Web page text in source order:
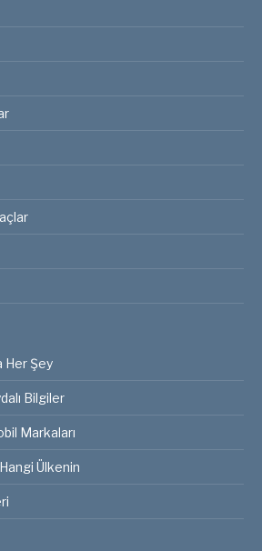
Her Şey
Bilgiler
Markaları
Ülkenin